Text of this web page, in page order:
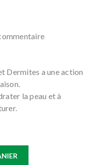
Dermites a une action
la peau et à